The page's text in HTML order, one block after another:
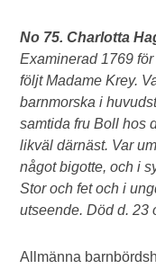
No 75. Charlotta
Examinerad 1769
följt Madame Krey.
barnmorska i
samtida fru Boll hos
likväl därnäst. Var
något bigotte, och i
Stor och fet och i
utseende.Död d. 23
Allmänna